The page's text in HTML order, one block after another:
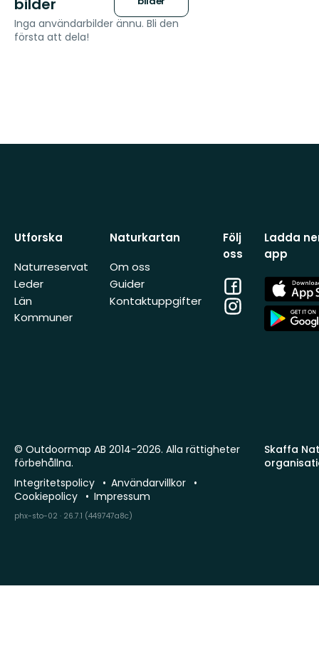
bilder
Inga användarbilder ännu. Bli den
första att dela!
Utforska
Naturreservat
Leder
Län
Kommuner
Naturkartan
Om oss
Guider
Kontaktuppgifter
Följ
oss
Facebook
Instagram
Ladda
app
App
Store
App
Store
Skaffa
© Outdoormap AB 2014-2026. Alla rättigheter
förbehållna.
Integritetspolicy
Användarvillkor
Cookiepolicy
Impressum
phx-sto-02 · 26.7.1 (449747a8c)